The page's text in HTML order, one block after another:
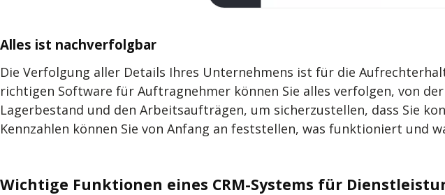
Alles ist nachverfolgbar
Die Verfolgung aller Details Ihres Unternehmens ist für die
richtigen Software für Auftragnehmer können Sie alles verfolgen, von
Lagerbestand und den Arbeitsaufträgen, um sicherzustellen, dass Sie
Kennzahlen können Sie von Anfang an feststellen, was funktioniert und
Wichtige Funktionen eines CRM-Systems für